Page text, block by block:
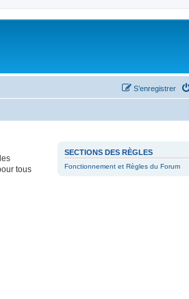
S’enregistrer
SECTIONS DES RÈGLES
Fonctionnement et Règles du Forum
tous